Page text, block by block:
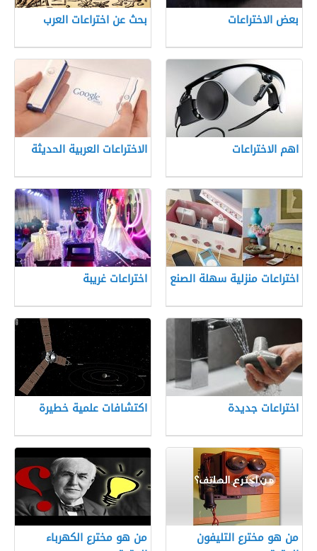
بعض الاختراعات بحث عن اختراعات العرب
اهم الاختراعات الاختراعات العربية الحديثة
اختراعات منزلية سهلة الصنع اختراعات غريبة
اختراعات جديدة اكتشافات علمية خطيرة
من هو مخترع التليفون
من هو مخترع الكهرباء